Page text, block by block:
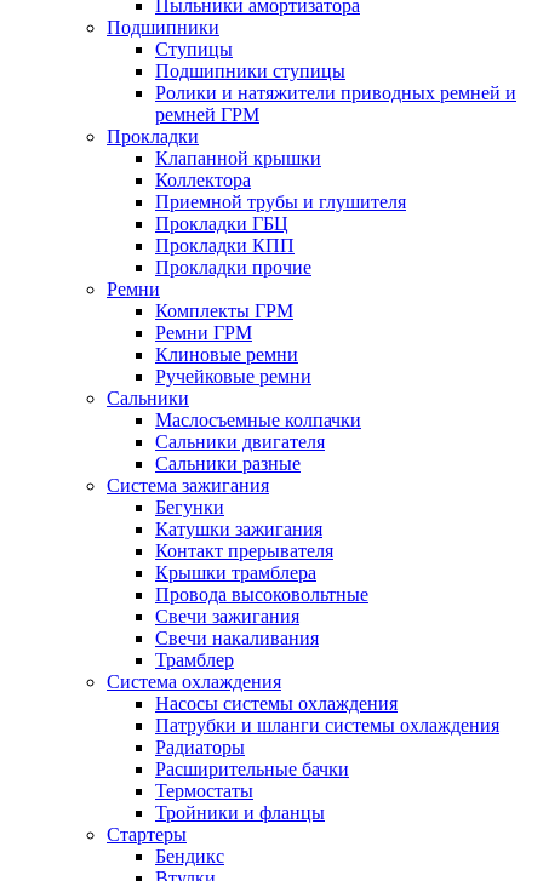
Пыльники амортизатора
Подшипники
Ступицы
Подшипники ступицы
Ролики и натяжители приводных ремней и
ремней ГРМ
Прокладки
Клапанной крышки
Коллектора
Приемной трубы и глушителя
Прокладки ГБЦ
Прокладки КПП
Прокладки прочие
Ремни
Комплекты ГРМ
Ремни ГРМ
Клиновые ремни
Ручейковые ремни
Сальники
Маслосъемные колпачки
Сальники двигателя
Сальники разные
Система зажигания
Бегунки
Катушки зажигания
Контакт прерывателя
Крышки трамблера
Провода высоковольтные
Свечи зажигания
Свечи накаливания
Трамблер
Система охлаждения
Насосы системы охлаждения
Патрубки и шланги системы охлаждения
Радиаторы
Расширительные бачки
Термостаты
Тройники и фланцы
Стартеры
Бендикс